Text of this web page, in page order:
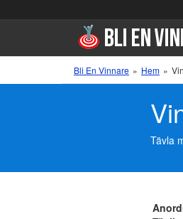
Bli En Vinnare » Hem »
Tävla